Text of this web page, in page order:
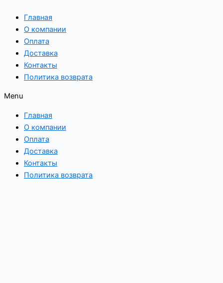
содержимому
Главная
О компании
Оплата
Доставка
Контакты
Политика возврата
Menu
Главная
О компании
Оплата
Доставка
Контакты
Политика возврата